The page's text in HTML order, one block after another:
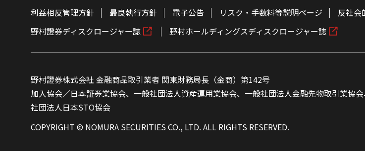
利益相反管理方針
最良執行方針 電子公告 リスク・手数料等説明ページ 反社会
野村證券ディスクロージャー誌
野村ホールディングスディスクロージャー誌
野村證券株式会社 金融商品取引業者 関東財務局長（金商）第142号
加入協会／日本証券業協会、一般社団法人資産運用業協会、一般社団法人金融先物取引業協
社団法人日本STO協会
COPYRIGHT © NOMURA SECURITIES CO., LTD. ALL RIGHTS RESERVED.